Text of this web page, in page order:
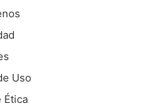
Uso
Ética